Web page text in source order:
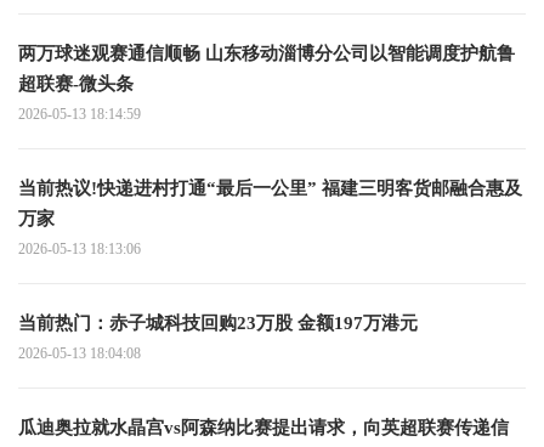
两万球迷观赛通信顺畅 山东移动淄博分公司以智能调度护航鲁
超联赛-微头条
2026-05-13 18:14:59
当前热议!快递进村打通“最后一公里” 福建三明客货邮融合惠及
万家
2026-05-13 18:13:06
当前热门：赤子城科技回购23万股 金额197万港元
2026-05-13 18:04:08
瓜迪奥拉就水晶宫vs阿森纳比赛提出请求，向英超联赛传递信